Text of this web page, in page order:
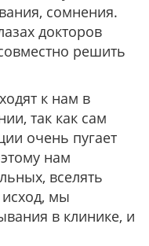
сомнения.
докторов
решить
к нам в
так как сам
очень пугает
нам
вселять
мы
в клинике, и